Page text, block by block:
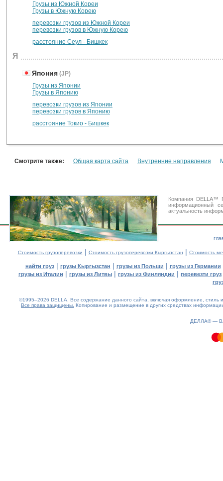
Грузы из Южной Кореи
Грузы в Южную Корею
перевозки грузов из Южной Кореи
перевозки грузов в Южную Корею
расстояние Сеул - Бишкек
Я
Япония (JP)
Грузы из Японии
Грузы в Японию
перевозки грузов из Японии
перевозки грузов в Японию
расстояние Токио - Бишкек
Смотрите также: Общая карта сайта Внутренние направления
Компания DELLA™
информационный
актуальность
Стоимость грузоперевозки | Стоимость грузоперевозки Кыргызстан | Стоимость
найти груз| грузы Кыргызстан | грузы из Польши | грузы из Германии
грузы из Италии | грузы из Литвы | грузы из Финляндии | перевезти груз
©1995–2026 DELLA. Все содержание данного сайта, включая оформление, стиль
Все права защищены. Копирование и размещение в других средствах
ДЕЛЛА® —